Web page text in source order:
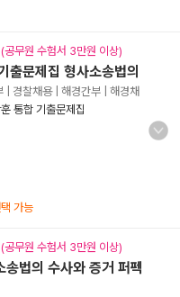
공무원 수험서 3만원 이상)
문제집 형사소송법의
| 경찰채용 | 해경간부 | 해경채
통합 기출문제집
가능
공무원 수험서 3만원 이상)
법의 수사와 증거 퍼펙